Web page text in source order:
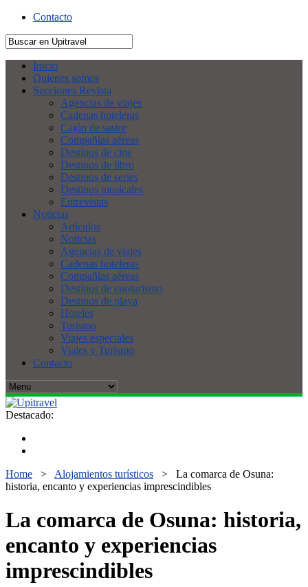
Contacto
Inicio
Quienes somos
Secciones Revista
Agencias de viajes
Cadenas hoteleras
Cajón de sastre
Compañías aéreas
Destinos de cine
Destinos de libro
Destinos de series
Destinos musicales
Entrevistas
Noticias
Artículos
Noticias
Agencias de viajes
Cadenas hoteleras
Compañías aéreas
Destinos de enoturismo
Destinos de playa
Hoteles
Turismo
Viajes especiales
Viajes y Turismo
Contacto
Destacado:
Home > Alojamientos turísticos > La comarca de Osuna:
historia, encanto y experiencias imprescindibles
La comarca de Osuna: historia,
encanto y experiencias
imprescindibles